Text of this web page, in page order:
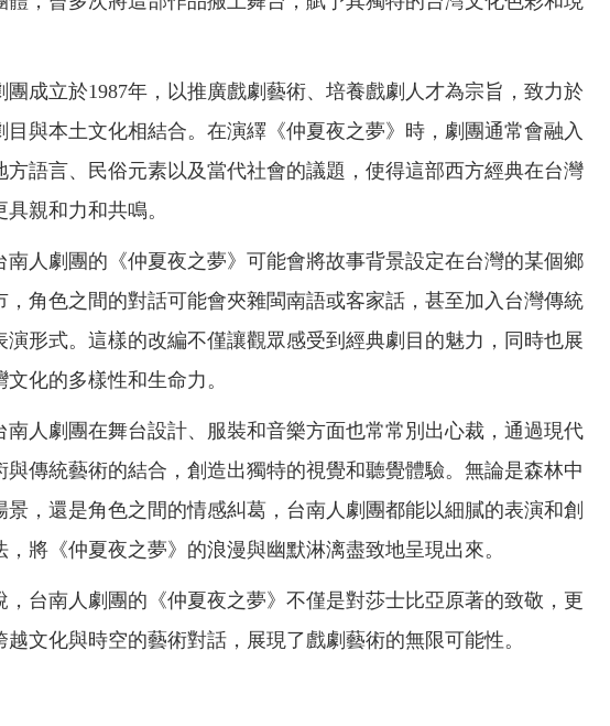
團成立於1987年，以推廣戲劇藝術、培養戲劇人才為宗旨，致力於
目與本土文化相結合。在演繹《仲夏夜之夢》時，劇團通常會融入
方語言、民俗元素以及當代社會的議題，使得這部西方經典在台灣
親和力和共鳴。
南人劇團的《仲夏夜之夢》可能會將故事背景設定在台灣的某個鄉
，角色之間的對話可能會夾雜閩南語或客家話，甚至加入台灣傳統
演形式。這樣的改編不僅讓觀眾感受到經典劇目的魅力，同時也展
文化的多樣性和生命力。
南人劇團在舞台設計、服裝和音樂方面也常常別出心裁，通過現代
與傳統藝術的結合，創造出獨特的視覺和聽覺體驗。無論是森林中
景，還是角色之間的情感糾葛，台南人劇團都能以細膩的表演和創
，將《仲夏夜之夢》的浪漫與幽默淋漓盡致地呈現出來。
，台南人劇團的《仲夏夜之夢》不僅是對莎士比亞原著的致敬，更
越文化與時空的藝術對話，展現了戲劇藝術的無限可能性。